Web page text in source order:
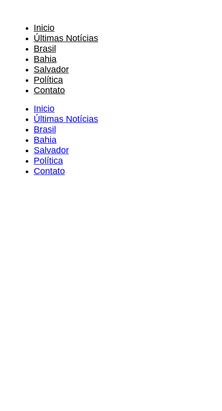
Inicio
Últimas Notícias
Brasil
Bahia
Salvador
Política
Contato
Inicio
Últimas Notícias
Brasil
Bahia
Salvador
Política
Contato